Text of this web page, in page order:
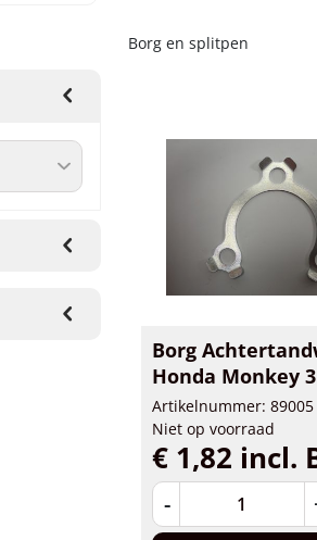
Borg en splitpen
Borg
Honda Monkey
Artikelnummer: 89005
Niet op voorraad
€ 1,82 incl.
-